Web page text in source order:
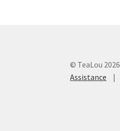
© TeaLou 2026
Assistance